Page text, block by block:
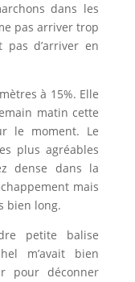
dans les
pas arriver trop
d’arriver en
à 15%. Elle
matin cette
le moment. Le
plus agréables
dense dans la
mais
bien long.
petite balise
m’avait bien
pour déconner